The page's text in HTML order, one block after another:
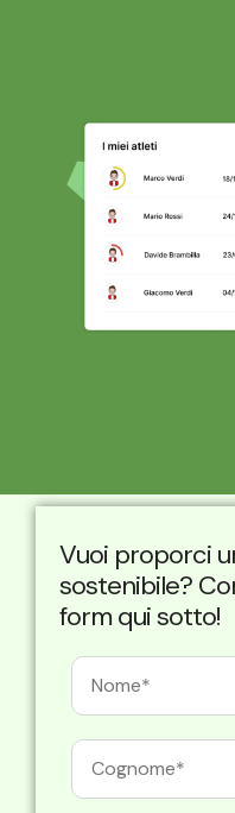
Vuoi proporci
sostenibile?
form qui sotto!